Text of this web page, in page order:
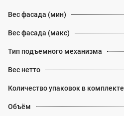
Вес фасада (мин)
Вес фасада (макс)
Тип подъемного механизма
Вес нетто
Количество упаковок в комплекте
Объём